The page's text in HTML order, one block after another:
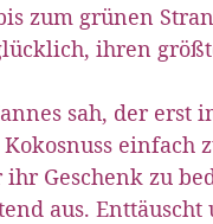
zum grünen
ihren
sah, der
einfach
Geschenk zu
aus. Enttäuscht